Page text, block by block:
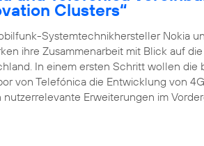
Clusters“
Systemtechnikhersteller Nokia
ihre Zusammenarbeit mit Blick auf
In einem ersten Schritt wollen
von Telefónica die Entwicklung von
nutzerrelevante Erweiterungen im